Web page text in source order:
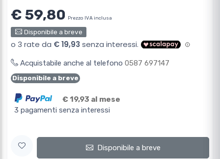
€ 59,80 Prezzo IVA inclusa
Disponibile a breve
Acquistabile anche al telefono 0587 697147
Disponibile a breve
€ 19,93 al mese
3 pagamenti senza interessi
Disponibile a breve